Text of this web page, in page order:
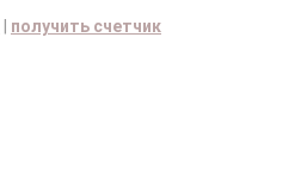
получить счетчик